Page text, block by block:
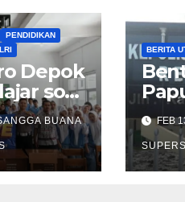
PENDIDIKAN
Depok
soal
BUANA
BERITA
FEB